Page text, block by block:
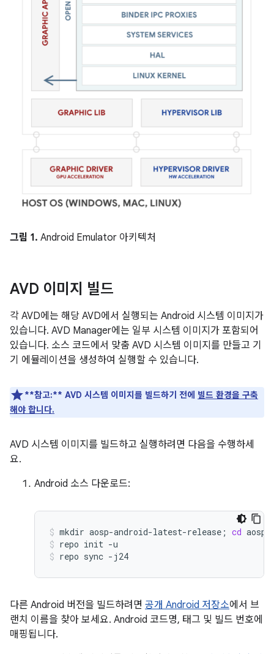
그림 1. Android Emulator 아키텍처
AVD 이미지 빌드
각 AVD에는 해당 AVD에서 실행되는 Android 시스템 이미지가
있습니다. AVD Manager에는 일부 시스템 이미지가 포함되어
있습니다. 소스 코드에서 맞춤 AVD 시스템 이미지를 만들고 기
기 에뮬레이션을 생성하여 실행할 수 있습니다.
**참고:** AVD 시스템 이미지를 빌드하기 전에 빌드 환경을 구축
해야 합니다.
AVD 시스템 이미지를 빌드하고 실행하려면 다음을 수행하세
요.
Android 소스 다운로드:
mkdir aosp-android-latest-release ; cd
repo init -u
repo sync -j24
다른 Android 버전을 빌드하려면 공개 Android 저장소에서 브
랜치 이름을 찾아 보세요. Android 코드명, 태그 및 빌드 번호에
매핑됩니다.